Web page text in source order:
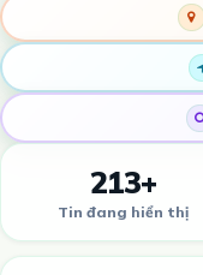
213+
Tin đang hiển thị